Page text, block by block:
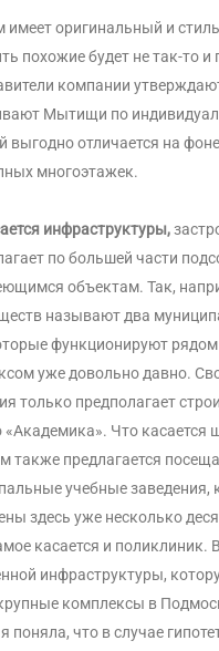
имеет оригинальный и
похожие будет не так-то и
компании
Мытищи по
выгодно отличается на
многоэтажек.
инфраструктуры,
по большей части
объектам. Так,
называют два
функционируют
уже довольно давно.
только предполагает
«Академика». Что касается
также предлагается
учебные заведения,
здесь уже несколько
касается и поликлиник.
инфраструктуры,
комплексы в
поняла, что в случае